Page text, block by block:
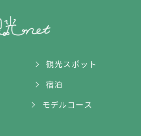
観光スポット
宿泊
モデルコース